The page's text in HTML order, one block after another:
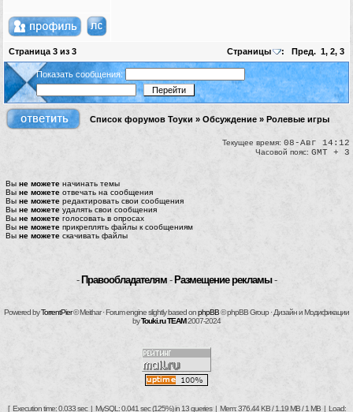
Страница 3 из 3 Страницы : Пред. 1, 2, 3
Показать сообщения:
Список форумов Тоуки » Обсуждение » Ролевые игры
Текущее время: 08-Авг 14:12
Часовой пояс: GMT + 3
Вы не можете начинать темы
Вы не можете отвечать на сообщения
Вы не можете редактировать свои сообщения
Вы не можете удалять свои сообщения
Вы не можете голосовать в опросах
Вы не можете прикреплять файлы к сообщениям
Вы не можете скачивать файлы
- Правообладателям - Размещение рекламы-
Powered byTorrentPier© Meithar · Forum engine slightly based onphpBB© phpBB Group · Дизайн и Модификации
byTouki.ru TEAM2007-2024
[ Execution time: 0.033 sec | MySQL: 0.041 sec (125%) in 13 queries | Mem: 376.44 KB / 1.19 MB / 1 MB | Load: